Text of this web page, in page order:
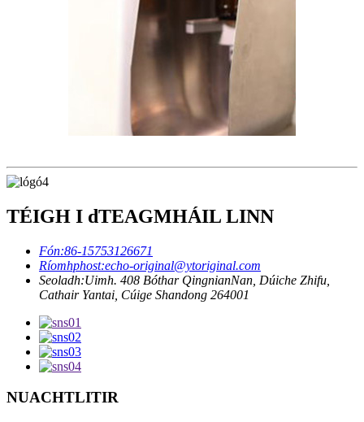
TÉIGH I dTEAGMHÁIL LINN
Fón:86-15753126671
Ríomhphost:echo-original@ytoriginal.com
Seoladh:Uimh. 408 Bóthar QingnianNan, Dúiche Zhifu,
Cathair Yantai, Cúige Shandong 264001
NUACHTLITIR